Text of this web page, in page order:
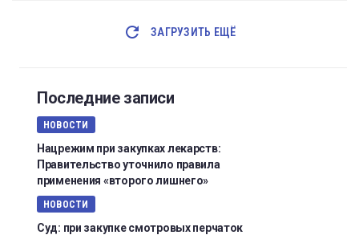
ЗАГРУЗИТЬ ЕЩЁ
Последние записи
НОВОСТИ
Нацрежим при закупках лекарств:
Правительство уточнило правила
применения «второго лишнего»
НОВОСТИ
Суд: при закупке смотровых перчаток